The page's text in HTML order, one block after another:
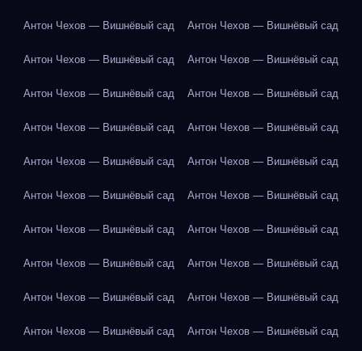
Антон Чехов — Вишнёвый сад Антон Чехов — Вишнёвый сад
Антон Чехов — Вишнёвый сад Антон Чехов — Вишнёвый сад
Антон Чехов — Вишнёвый сад Антон Чехов — Вишнёвый сад
Антон Чехов — Вишнёвый сад Антон Чехов — Вишнёвый сад
Антон Чехов — Вишнёвый сад Антон Чехов — Вишнёвый сад
Антон Чехов — Вишнёвый сад Антон Чехов — Вишнёвый сад
Антон Чехов — Вишнёвый сад Антон Чехов — Вишнёвый сад
Антон Чехов — Вишнёвый сад Антон Чехов — Вишнёвый сад
Антон Чехов — Вишнёвый сад Антон Чехов — Вишнёвый сад
Антон Чехов — Вишнёвый сад Антон Чехов — Вишнёвый сад